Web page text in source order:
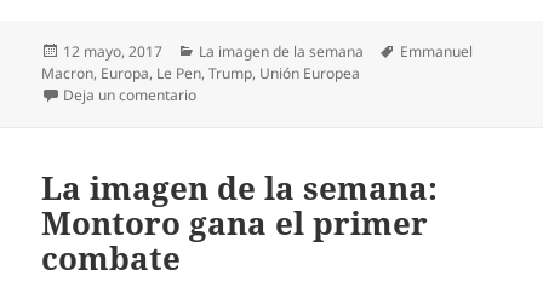
Publicado
el
12 mayo, 2017 Categorías
La imagen de la semana Etiquetas
Emmanuel
Macron, Europa, Le Pen,Trump, Unión Europea
Deja un comentarioen La imagen de la semana: Europa respira
La imagen de la semana:
Montoro gana el primer
combate